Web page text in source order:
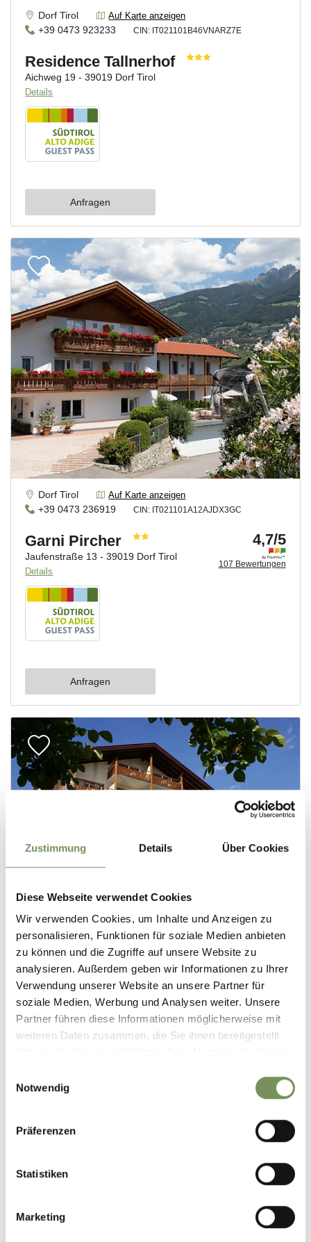
Zustimmung Details Über Cookies
Diese Webseite verwendet Cookies
Wir verwenden Cookies, um Inhalte und Anzeigen zu
personalisieren, Funktionen für soziale Medien anbieten
zu können und die Zugriffe auf unsere Website zu
analysieren. Außerdem geben wir Informationen zu Ihrer
Verwendung unserer Website an unsere Partner für
soziale Medien, Werbung und Analysen weiter. Unsere
Partner führen diese Informationen möglicherweise mit
weiteren Daten zusammen, die Sie ihnen bereitgestellt
Notwendig
Präferenzen
Statistiken
Marketing